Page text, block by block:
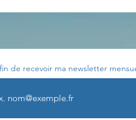
de recevoir ma newsletter